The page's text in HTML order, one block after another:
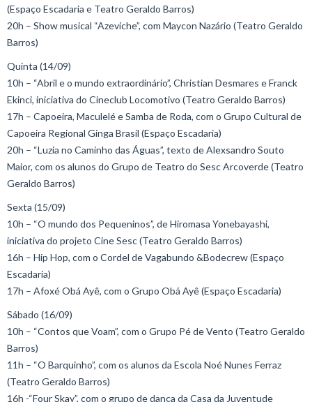
(Espaço Escadaria e Teatro Geraldo Barros)
20h – Show musical “Azeviche”, com Maycon Nazário (Teatro Geraldo
Barros)
Quinta (14/09)
10h – “Abril e o mundo extraordinário”, Christian Desmares e Franck
Ekinci, iniciativa do Cineclub Locomotivo (Teatro Geraldo Barros)
17h – Capoeira, Maculelé e Samba de Roda, com o Grupo Cultural de
Capoeira Regional Ginga Brasil (Espaço Escadaria)
20h – “Luzia no Caminho das Águas”, texto de Alexsandro Souto
Maior, com os alunos do Grupo de Teatro do Sesc Arcoverde (Teatro
Geraldo Barros)
Sexta (15/09)
10h – “O mundo dos Pequeninos”, de Hiromasa Yonebayashi,
iniciativa do projeto Cine Sesc (Teatro Geraldo Barros)
16h – Hip Hop, com o Cordel de Vagabundo &Bodecrew (Espaço
Escadaria)
17h – Afoxé Obá Ayê, com o Grupo Obá Ayê (Espaço Escadaria)
Sábado (16/09)
10h – “Contos que Voam”, com o Grupo Pé de Vento (Teatro Geraldo
Barros)
11h – “O Barquinho”, com os alunos da Escola Noé Nunes Ferraz
(Teatro Geraldo Barros)
16h -“Four Skay”, com o grupo de dança da Casa da Juventude